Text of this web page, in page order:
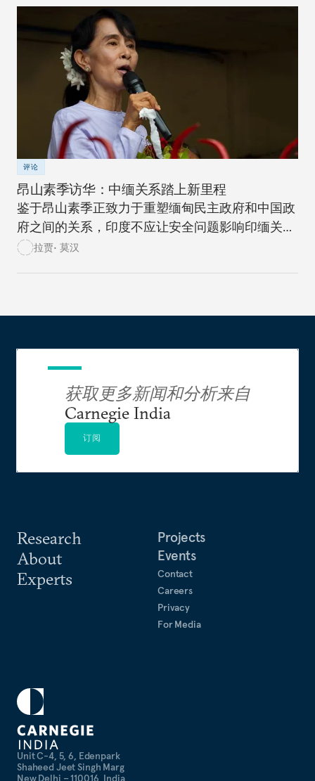
评论
昂山素季访华：中缅关系踏上新里程
鉴于昂山素季正致力于重塑缅甸民主政府和中国政
府之间的关系，印度不应让安全问题影响印缅关系
的发展。
拉贾• 莫汉
Unit C-4, 5, 6, Edenpark
Shaheed Jeet Singh Marg
New Delhi – 110016, India
Research
About
Experts
Projects
Events
Contact
Careers
Privacy
For Media
获取更多新闻和分析来自
Carnegie India
订阅